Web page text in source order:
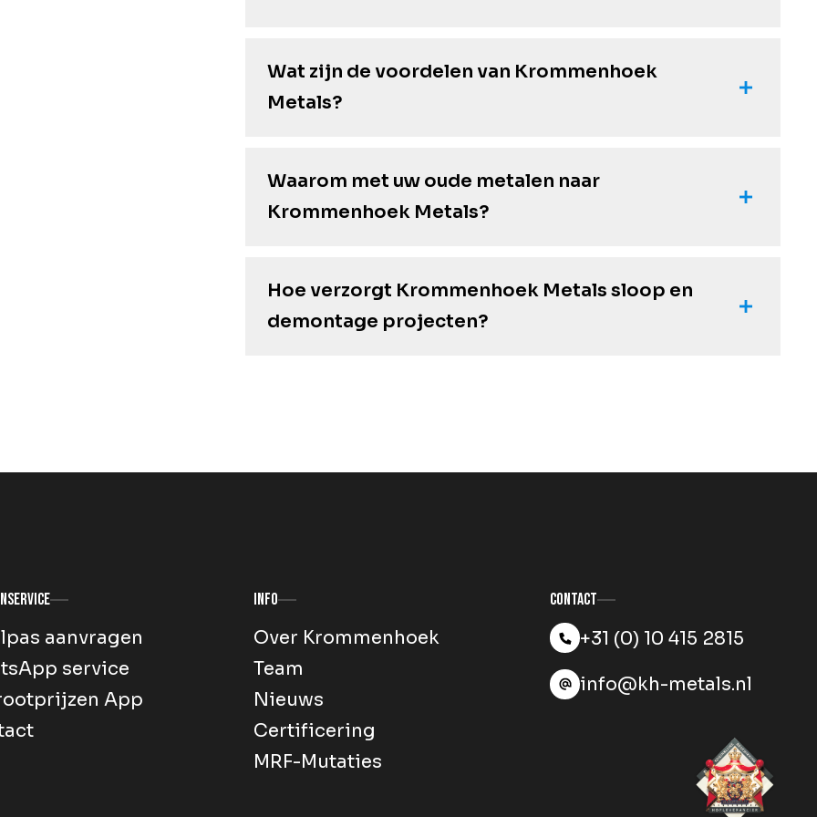
Wat zijn de voordelen van Krommenhoek
Metals?
Waarom met uw oude metalen naar
Krommenhoek Metals?
Hoe verzorgt Krommenhoek Metals sloop en
demontage projecten?
aanvragen
service
App
Info
Over Krommenhoek
Team
Nieuws
Certificering
MRF-Mutaties
Contact
+31 (0) 10 415 2815
info@kh-metals.nl